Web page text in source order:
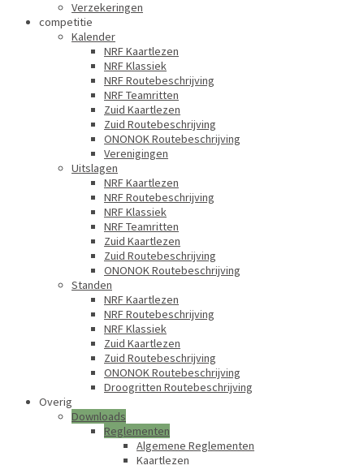
Verzekeringen
competitie
Kalender
NRF Kaartlezen
NRF Klassiek
NRF Routebeschrijving
NRF Teamritten
Zuid Kaartlezen
Zuid Routebeschrijving
ONONOK Routebeschrijving
Verenigingen
Uitslagen
NRF Kaartlezen
NRF Routebeschrijving
NRF Klassiek
NRF Teamritten
Zuid Kaartlezen
Zuid Routebeschrijving
ONONOK Routebeschrijving
Standen
NRF Kaartlezen
NRF Routebeschrijving
NRF Klassiek
Zuid Kaartlezen
Zuid Routebeschrijving
ONONOK Routebeschrijving
Droogritten Routebeschrijving
Overig
Downloads
Reglementen
Algemene Reglementen
Kaartlezen